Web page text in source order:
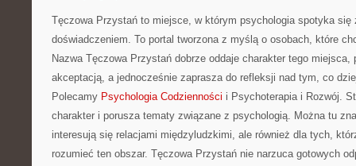
Tęczowa Przystań to miejsce, w którym psychologia spotyka się
doświadczeniem. To portal tworzona z myślą o osobach, które
Nazwa Tęczowa Przystań dobrze oddaje charakter tego miejsca,
akceptacją, a jednocześnie zaprasza do refleksji nad tym, co
Polecamy Psychologia Codzienności i Psychoterapia i Rozwój.
charakter i porusza tematy związane z psychologią. Można tu
interesują się relacjami międzyludzkimi, ale również dla tych,
rozumieć ten obszar. Tęczowa Przystań nie narzuca gotowych